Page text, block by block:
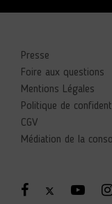
Presse
Foire aux questions
Mentions Légales
Politique de
CGV
Médiation de la